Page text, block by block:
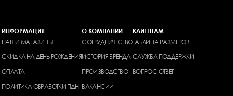
ИНФОРМАЦИЯ
НАШИ МАГАЗИНЫ
СКИДКА НА ДЕНЬ РОЖДЕНИЯ
ОПЛАТА
ПОЛИТИКА ОБРАБОТКИ ПДН
О КОМПАНИИ
СОТРУДНИЧЕСТВО
ИСТОРИЯ БРЕНДА
ПРОИЗВОДСТВО
ВАКАНСИИ
КЛИЕНТАМ
ТАБЛИЦА РАЗМЕРОВ
СЛУЖБА ПОДДЕРЖКИ
ВОПРОС-ОТВЕТ